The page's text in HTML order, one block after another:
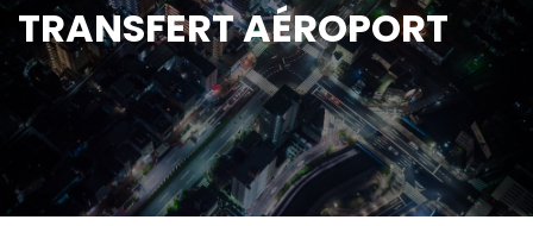
TRANSFERT AÉROPORT